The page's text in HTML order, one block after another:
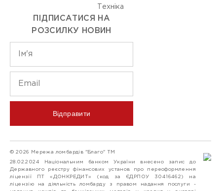
Технiка
ПІДПИСАТИСЯ НА
РОЗСИЛКУ НОВИН
Відправити
© 2026 Мережа ломбардів "Благо" ТМ
28.02.2024 Національним банком України внесено запис до
Державного реєстру фінансових установ про переоформлення
ліцензії ПТ «ДОНКРЕДИТ» (код за ЄДРПОУ 30416462) на
ліцензію на діяльність ломбарду з правом надання послуги -